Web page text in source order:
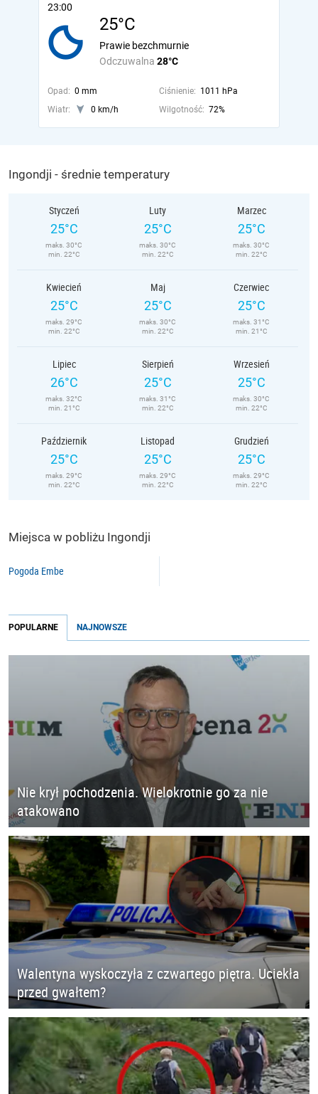
23:00
25°C
Odczuwalna 28°C
Prawie bezchmurnie
Opad: 0 mm Ciśnienie: 1011 hPa
Wiatr:
0 km/h Wilgotność: 72%
Ingondji - średnie temperatury
Styczeń
25°C
maks. 30°C
min. 22°C
Luty
25°C
maks. 30°C
min. 22°C
Marzec
25°C
maks. 30°C
min. 22°C
Kwiecień
25°C
maks. 29°C
min. 22°C
Maj
25°C
maks. 30°C
min. 22°C
Czerwiec
25°C
maks. 31°C
min. 21°C
Lipiec
26°C
maks. 32°C
min. 21°C
Sierpień
25°C
maks. 31°C
min. 22°C
Wrzesień
25°C
maks. 30°C
min. 22°C
Październik
25°C
maks. 29°C
min. 22°C
Listopad
25°C
maks. 29°C
min. 22°C
Grudzień
25°C
maks. 29°C
min. 22°C
Miejsca w pobliżu Ingondji
Pogoda Embe
POPULARNE NAJNOWSZE
Nie krył pochodzenia. Wielokrotnie go za nie
atakowano
Walentyna wyskoczyła z czwartego piętra. Uciekła
przed gwałtem?